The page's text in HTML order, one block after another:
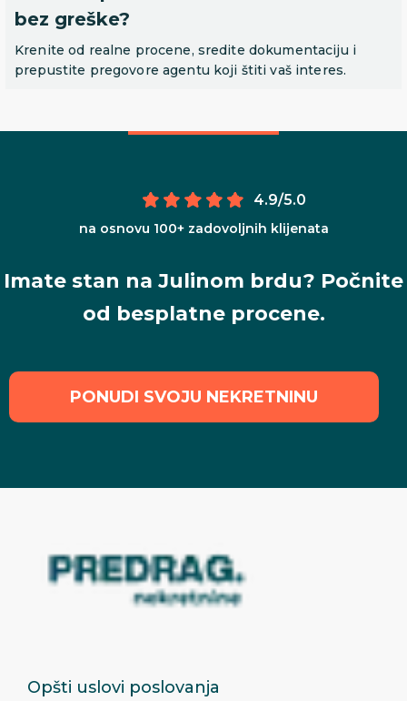
bez greške?
Krenite od realne procene, sredite dokumentaciju i
prepustite pregovore agentu koji štiti vaš interes.
4.9/5.0
na osnovu 100+ zadovoljnih klijenata
Imate stan na Julinom brdu? Počnite
od besplatne procene.
PONUDI SVOJU NEKRETNINU
Opšti uslovi poslovanja